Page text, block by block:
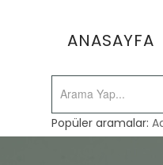
ANASAYFA
Popüler aramalar: